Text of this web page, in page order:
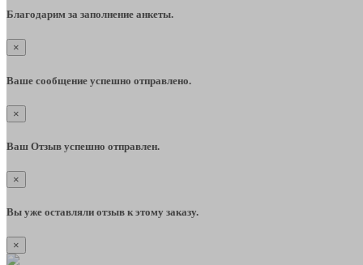
Благодарим за заполнение анкеты.
×
Ваше сообщение успешно отправлено.
×
Ваш Отзыв успешно отправлен.
×
Вы уже оставляли отзыв к этому заказу.
×